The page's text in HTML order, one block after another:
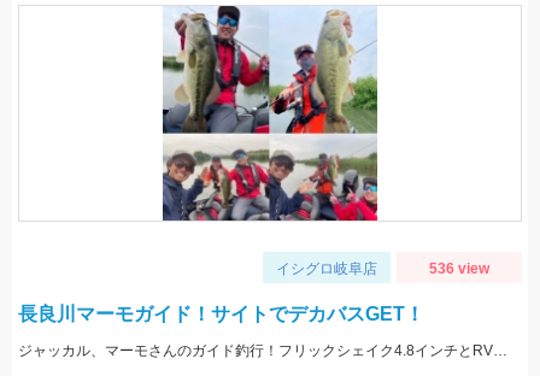
イシグロ岐阜店 536 view
長良川マーモガイド！サイトでデカバスGET！
ジャッカル、マーモさんのガイド釣行！フリックシェイク4.8インチとRVドリフトフライ3インチで釣れました！